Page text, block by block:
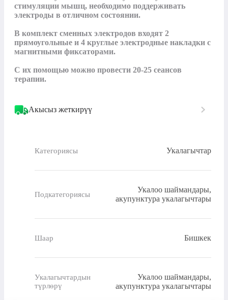
стимуляции мышц, необходимо поддерживать
электроды в отличном состоянии.
В комплект сменных электродов входят 2
прямоугольные и 4 круглые электродные накладки с
магнитными фиксаторами.
С их помощью можно провести 20-25 сеансов
терапии.
Акысыз жеткирүү
Категориясы Укалагычтар
Подкатегориясы
Укалоо шаймандары,
акупунктура укалагычтары
Шаар Бишкек
Укалагычтардын
түрлөрү
Укалоо шаймандары,
акупунктура укалагычтары